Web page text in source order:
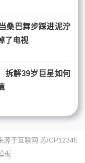
桑巴舞步踩进泥泞
了电视
拆解39岁巨星如何
源于互联网 苏ICP12345
板